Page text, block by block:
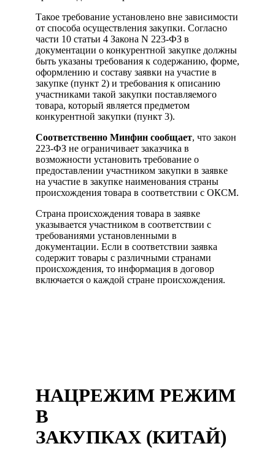
Такое требование установлено вне зависимости
от способа осуществления закупки. Согласно
части 10 статьи 4 Закона N 223-ФЗ в
документации о конкурентной закупке должны
быть указаны требования к содержанию, форме,
оформлению и составу заявки на участие в
закупке (пункт 2) и требования к описанию
участниками такой закупки поставляемого
товара, который является предметом
конкурентной закупки (пункт 3).
Соответственно Минфин сообщает, что закон
223-ФЗ не ограничивает заказчика в
возможности установить требование о
предоставлении участником закупки в заявке
на участие в закупке наименования страны
происхождения товара в соответствии с ОКСМ.
Страна происхождения товара в заявке
указывается участником в соответствии с
требованиями установленными в
документации. Если в соответствии заявка
содержит товары с различными странами
происхождения, то информация в договор
включается о каждой стране происхождения.
НАЦРЕЖИМ РЕЖИМ
В
ЗАКУПКАХ (КИТАЙ)